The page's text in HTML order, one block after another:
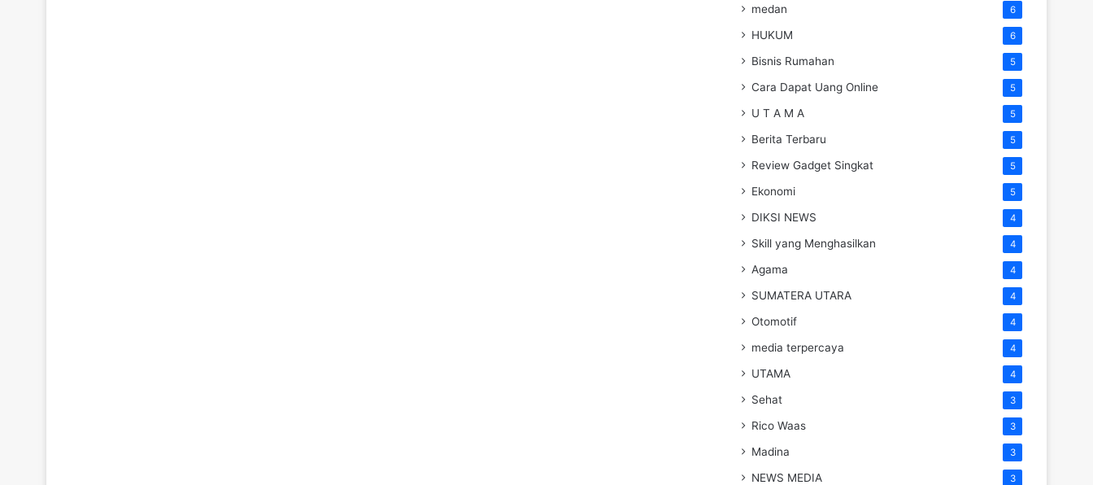
medan 6
HUKUM 6
Bisnis Rumahan 5
Cara Dapat Uang Online 5
U T A M A 5
Berita Terbaru 5
Review Gadget Singkat 5
Ekonomi 5
DIKSI NEWS 4
Skill yang Menghasilkan 4
Agama 4
SUMATERA UTARA 4
Otomotif 4
media terpercaya 4
UTAMA 4
Sehat 3
Rico Waas 3
Madina 3
NEWS MEDIA 3